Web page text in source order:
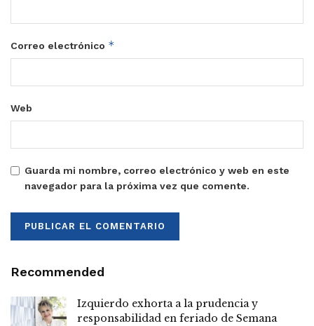
Correo electrónico *
Web
Guarda mi nombre, correo electrónico y web en este
navegador para la próxima vez que comente.
Recommended
Izquierdo exhorta a la prudencia y
responsabilidad en feriado de Semana